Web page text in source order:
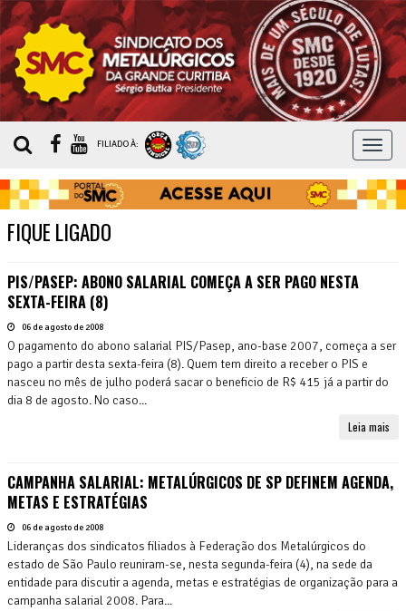
MENU
FILIADO À:
FIQUE LIGADO
PIS/PASEP: ABONO SALARIAL COMEÇA A SER PAGO NESTA
SEXTA-FEIRA (8)
06 de agosto de 2008
O pagamento do abono salarial PIS/Pasep, ano-base 2007, começa a ser
pago a partir desta sexta-feira (8). Quem tem direito a receber o PIS e
nasceu no mês de julho poderá sacar o beneficio de R$ 415 já a partir do
dia 8 de agosto. No caso...
Leia mais
CAMPANHA SALARIAL: METALÚRGICOS DE SP DEFINEM AGENDA,
METAS E ESTRATÉGIAS
06 de agosto de 2008
Lideranças dos sindicatos filiados à Federação dos Metalúrgicos do
estado de São Paulo reuniram-se, nesta segunda-feira (4), na sede da
entidade para discutir a agenda, metas e estratégias de organização para a
campanha salarial 2008. Para...